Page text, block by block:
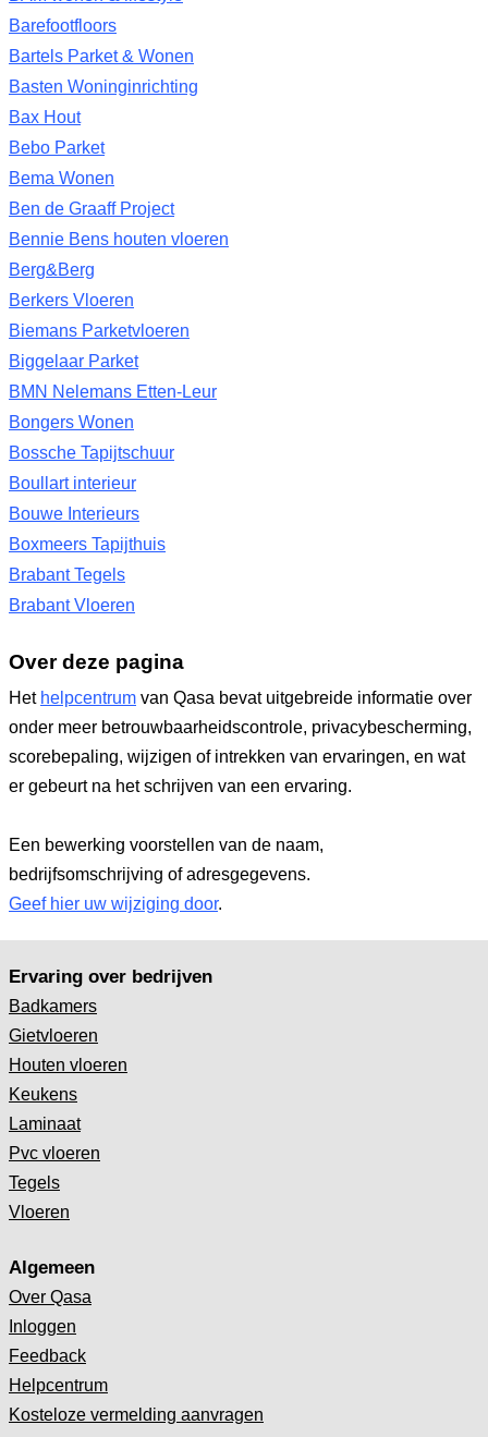
Barefootfloors
Bartels Parket & Wonen
Basten Woninginrichting
Bax Hout
Bebo Parket
Bema Wonen
Ben de Graaff Project
Bennie Bens houten vloeren
Berg&Berg
Berkers Vloeren
Biemans Parketvloeren
Biggelaar Parket
BMN Nelemans Etten-Leur
Bongers Wonen
Bossche Tapijtschuur
Boullart interieur
Bouwe Interieurs
Boxmeers Tapijthuis
Brabant Tegels
Brabant Vloeren
Over deze pagina
Het helpcentrum van Qasa bevat uitgebreide informatie over
onder meer betrouwbaarheidscontrole, privacybescherming,
scorebepaling, wijzigen of intrekken van ervaringen, en wat
er gebeurt na het schrijven van een ervaring.
Een bewerking voorstellen van de naam,
bedrijfsomschrijving of adresgegevens.
Geef hier uw wijziging door.
Ervaring over bedrijven
Badkamers
Gietvloeren
Houten vloeren
Keukens
Laminaat
Pvc vloeren
Tegels
Vloeren
Algemeen
Over Qasa
Inloggen
Feedback
Helpcentrum
Kosteloze vermelding aanvragen